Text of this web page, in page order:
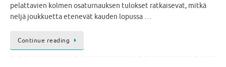
pelattavien kolmen osaturnauksen tulokset ratkaisevat, mitkä
neljä joukkuetta etenevät kauden lopussa …
Continue reading